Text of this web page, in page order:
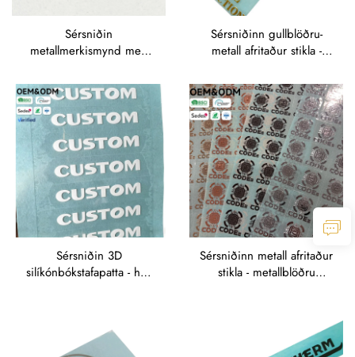
Sérsniðin
metallmerkismynd með
fyrir merkingu á
kökumálaforritum
Sérsniðinn gullblöðru-
metall afritaður stikla -
stikla fyrir
lyxklæðnafyrirtæki
Sérsniðin 3D
silíkónbókstafapatta - hvít
Sérsniðinn metall afritaður
stikla - metallblöðru